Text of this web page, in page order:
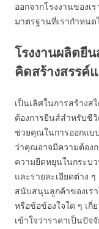
ออกจากโรงงานของ
มาตรฐานที่เรากำหนด
โรงงานผลิตยี
คิดสร้างสรรค์
เป็นเลิศในการสร้าง
ต้องการยีนส์สำหรับชี
ช่วยคุณในการออกแบ
ว่าคุณอาจมีความต้อง
ความยืดหยุนในกระบ
และรายละเอียดต่าง
สนับสนุนลูกค้าของเร
หรือข้อข้องใจใด ๆ เกี่
เข้าใจว่าราคาเป็นปั